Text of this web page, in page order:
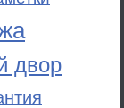
двор